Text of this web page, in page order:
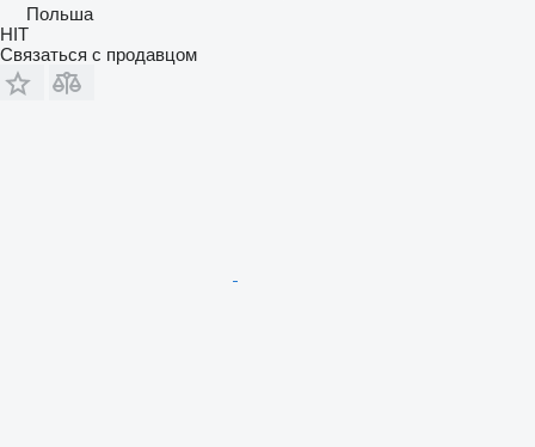
Польша
HIT
Связаться с продавцом